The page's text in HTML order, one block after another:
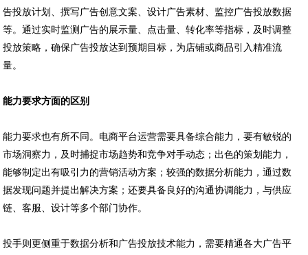
告投放计划、撰写广告创意文案、设计广告素材、监控广告投放数据
等。通过实时监测广告的展示量、点击量、转化率等指标，及时调整
投放策略，确保广告投放达到预期目标，为店铺或商品引入精准流
量。
能力要求方面的区别
能力要求也有所不同。电商平台运营需要具备综合能力，要有敏锐的
市场洞察力，及时捕捉市场趋势和竞争对手动态；出色的策划能力，
能够制定出有吸引力的营销活动方案；较强的数据分析能力，通过数
据发现问题并提出解决方案；还要具备良好的沟通协调能力，与供应
链、客服、设计等多个部门协作。
投手则更侧重于数据分析和广告投放技术能力，需要精通各大广告平